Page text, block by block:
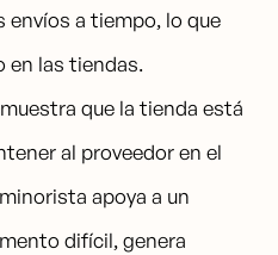
envíos a tiempo, lo que
en las tiendas.
que la tienda está
al proveedor en el
apoya a un
difícil, genera